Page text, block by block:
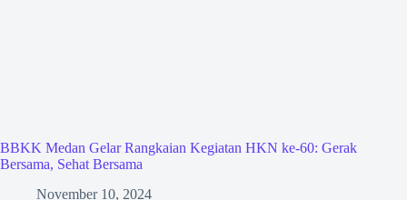
BBKK Medan Gelar Rangkaian Kegiatan HKN ke-60: Gerak
Bersama, Sehat Bersama
November 10, 2024